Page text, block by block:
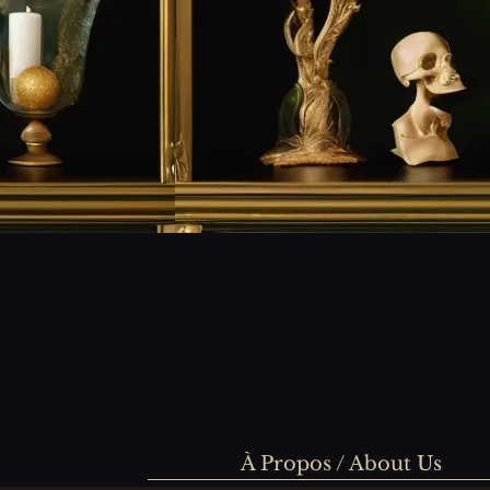
À Propos / About Us